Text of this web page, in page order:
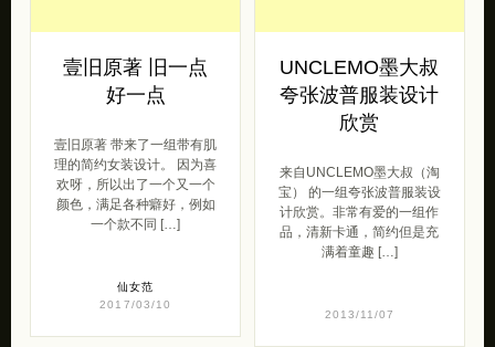
壹旧原著 旧一点
好一点
壹旧原著 带来了一组带有肌
理的简约女装设计。 因为喜
欢呀，所以出了一个又一个
颜色，满足各种癖好，例如
一个款不同 […]
仙女范
2017/03/10
UNCLEMO墨大叔
夸张波普服装设计
欣赏
来自UNCLEMO墨大叔（淘
宝） 的一组夸张波普服装设
计欣赏。非常有爱的一组作
品，清新卡通，简约但是充
满着童趣 […]
2013/11/07